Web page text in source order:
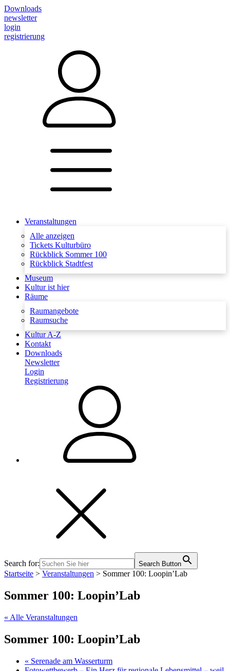
Downloads
newsletter
login
registrierung
Veranstaltungen
Alle anzeigen
Tickets Kulturbüro
Rückblick Sommer 100
Rückblick Stadtfest
Museum
Kultur ist hier
Räume
Raumangebote
Raumsuche
Kultur A-Z
Kontakt
Downloads
Newsletter
Login
Registrierung
Search for: Search Button
Startseite > Veranstaltungen > Sommer 100: Loopin’Lab
Sommer 100: Loopin’Lab
« Alle Veranstaltungen
Sommer 100: Loopin’Lab
« Serenade am Wasserturm